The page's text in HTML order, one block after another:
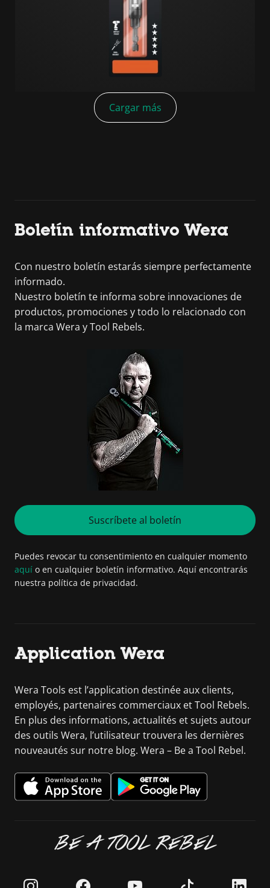
Cargar más
Boletín informativo Wera
Con nuestro boletín estarás siempre perfectamente
informado.
Nuestro boletín te informa sobre innovaciones de
productos, promociones y todo lo relacionado con
la marca Wera y Tool Rebels.
Suscríbete al boletín
Puedes revocar tu consentimiento en cualquier momento
aquí o en cualquier boletín informativo. Aquí encontrarás
nuestra política de privacidad.
Application Wera
Wera Tools est l’application destinée aux clients,
employés, partenaires commerciaux et Tool Rebels.
En plus des informations, actualités et sujets autour
des outils Wera, l’utilisateur trouvera les dernières
nouveautés sur notre blog. Wera – Be a Tool Rebel.
BE A TOOL REBEL